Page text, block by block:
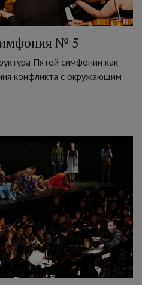
№ 5
Пятой симфонии как
конфликта с окружающим